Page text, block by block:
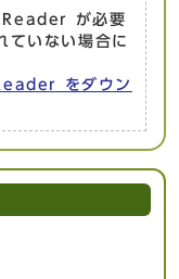
Reader が必要
ていない場合に
をダウン